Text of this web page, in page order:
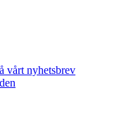
vårt nyhetsbrev